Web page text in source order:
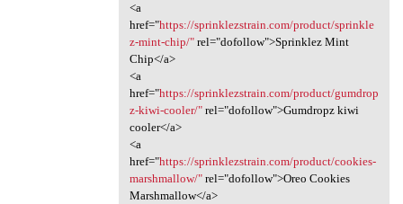
<a
href="https://sprinklezstrain.com/product/sprinkle
z-mint-chip/"rel="dofollow">Sprinklez Mint
Chip</a>
<a
href="https://sprinklezstrain.com/product/gumdrop
z-kiwi-cooler/"rel="dofollow">Gumdropz kiwi
cooler</a>
<a
href="https://sprinklezstrain.com/product/cookies-
marshmallow/"rel="dofollow">Oreo Cookies
Marshmallow</a>